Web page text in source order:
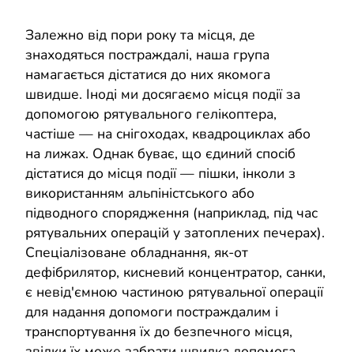
Залежно від пори року та місця, де
знаходяться постраждалі, наша група
намагається дістатися до них якомога
швидше. Іноді ми досягаємо місця події за
допомогою рятувального гелікоптера,
частіше — на снігоходах, квадроциклах або
на лижах. Однак буває, що єдиний спосіб
дістатися до місця події — пішки, інколи з
використанням альпіністського або
підводного спорядження (наприклад, під час
рятувальних операцій у затоплених печерах).
Спеціалізоване обладнання, як-от
дефібрилятор, кисневий концентратор, санки,
є невід'ємною частиною рятувальної операції
для надання допомоги постраждалим і
транспортування їх до безпечного місця,